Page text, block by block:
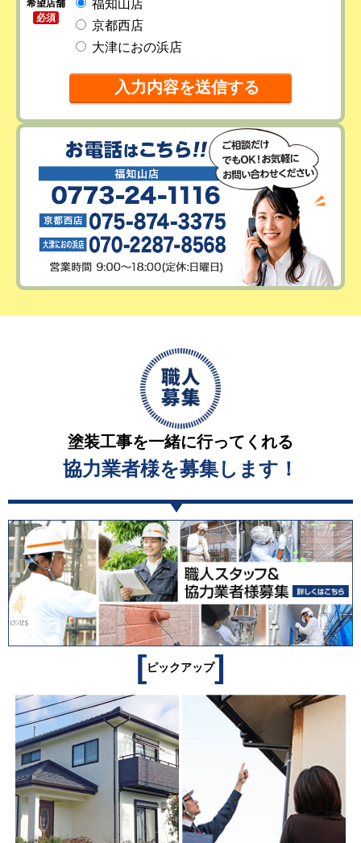
希望店舗
必須
福知山店
京都西店
大津におの浜店
塗装工事を一緒に行ってくれる
協力業者様を募集します！
[ピックアップ]